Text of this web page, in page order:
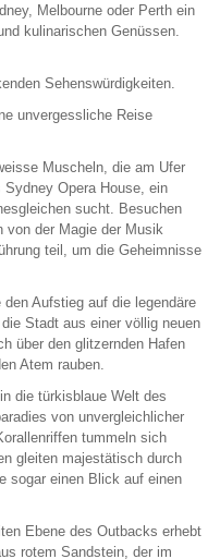
Melbourne oder Perth ein
kulinarischen Genüssen.
Sehenswürdigkeiten.
unvergessliche Reise
Muscheln, die am Ufer
Opera House, ein
sucht. Besuchen
von der Magie der Musik
teil, um die Geheimnisse
den Aufstieg auf die legendäre
Stadt aus einer völlig neuen
über den glitzernden Hafen
Atem rauben.
die türkisblaue Welt des
von unvergleichlicher
tummeln sich
gleiten majestätisch durch
sogar einen Blick auf einen
Ebene des Outbacks erhebt
rotem Sandstein, der im